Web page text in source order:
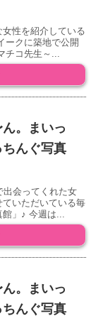
性を紹介している
ークに築地で公開
チコ先生～...
。まいっ
んぐ写真
出会ってくれた女
いただいている毎
館」♪ 今週は...
。まいっ
んぐ写真